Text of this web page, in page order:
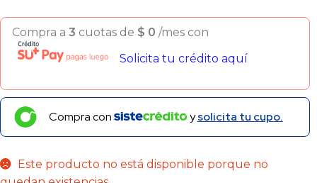
Compra a 3 cuotas de $ 0 /mes con
Solicita tu crédito aquí
Compra con ysolicita tu cupo.
Este producto no está disponible porque no